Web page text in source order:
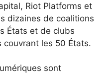
Riot Platforms et
dizaines de coalitions
États et de clubs
couvrant les 50 États.
sont